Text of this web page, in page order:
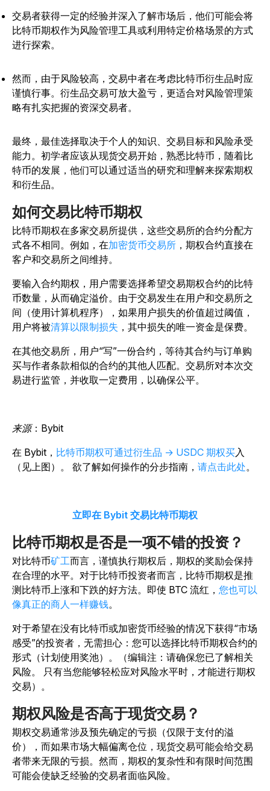
交易者获得一定的经验并深入了解市场后，他们可能会将
比特币期权作为风险管理工具或利用特定价格场景的方式
进行探索。
然而，由于风险较高，交易中者在考虑比特币衍生品时应
谨慎行事。衍生品交易可放大盈亏，更适合对风险管理策
略有扎实把握的资深交易者。
最终，最佳选择取决于个人的知识、交易目标和风险承受
能力。初学者应该从现货交易开始，熟悉比特币，随着比
特币的发展，他们可以通过适当的研究和理解来探索期权
和衍生品。
如何交易比特币期权
比特币期权在多家交易所提供，这些交易所的合约分配方
式各不相同。例如，在加密货币交易所 ，期权合约直接在
客户和交易所之间维持。
要输入合约期权，用户需要选择希望交易期权合约的比特
币数量，从而确定溢价。由于交易发生在用户和交易所之
间（使用计算机程序），如果用户损失的价值超过阈值，
用户将被清算以限制损失 ，其中损失的唯一资金是保费。
在其他交易所，用户“写”一份合约，等待其合约与订单购
买与作者条款相似的合约的其他人匹配。交易所对本次交
易进行监管，并收取一定费用，以确保公平。
来源：Bybit
在 Bybit， 比特币期权可通过衍生品 → USDC 期权买入
（见上图）。 欲了解如何操作的分步指南， 请点击此处。
立即在 Bybit 交易比特币期权
比特币期权是否是一项不错的投资？
对比特币矿工而言 ，谨慎执行期权后，期权的奖励会保持
在合理的水平。对于比特币投资者而言，比特币期权是推
测比特币上涨和下跌的好方法。 即使 BTC 流红， 您也可以
像真正的商人一样赚钱。
对于希望在没有比特币或加密货币经验的情况下获得“市场
感受”的投资者，无需担心：您可以选择比特币期权合约的
形式（计划使用奖池）。（编辑注：请确保您已了解相关
风险。 只有当您能够轻松应对风险水平时，才能进行期权
交易）。
期权风险是否高于现货交易？
期权交易通常涉及预先确定的亏损（仅限于支付的溢
价），而如果市场大幅偏离仓位，现货交易可能会给交易
者带来无限的亏损。然而，期权的复杂性和有限时间范围
可能会使缺乏经验的交易者面临风险。